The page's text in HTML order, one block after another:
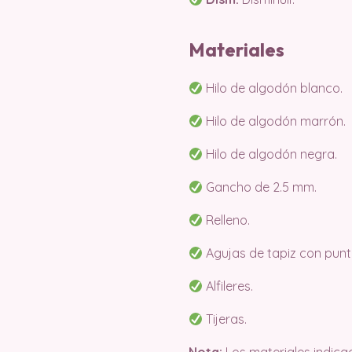
Materiales
Hilo de algodón blanco.
Hilo de algodón marrón.
Hilo de algodón negra.
Gancho de 2.5 mm.
Relleno.
Agujas de tapiz con
Alfileres.
Tijeras.